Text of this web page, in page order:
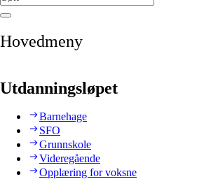
Hovedmeny
Utdanningsløpet
Barnehage
SFO
Grunnskole
Videregående
Opplæring for voksne